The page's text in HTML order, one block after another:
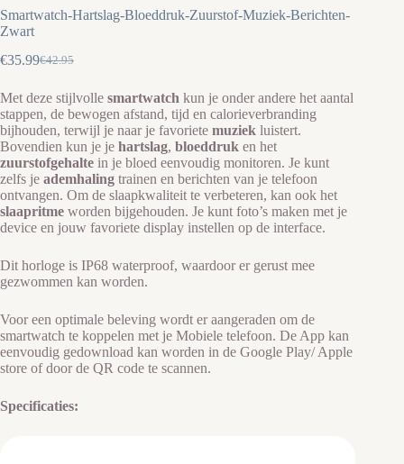
Smartwatch-Hartslag-Bloeddruk-Zuurstof-Muziek-Berichten-
Zwart
€42.95
Oorspronkelijke
was:
€42.95.
€35.99Huidige
is:
€35.99.
Met deze stijlvolle smartwatch kun je onder andere het aantal
stappen, de bewogen afstand, tijd en calorieverbranding
bijhouden, terwijl je naar je favoriete muziek luistert.
Bovendien kun je je hartslag, bloeddruk en het
zuurstofgehalte in je bloed eenvoudig monitoren. Je kunt
zelfs je ademhaling trainen en berichten van je telefoon
ontvangen. Om de slaapkwaliteit te verbeteren, kan ook het
slaapritme worden bijgehouden. Je kunt foto’s maken met je
device en jouw favoriete display instellen op de interface.
Dit horloge is IP68 waterproof, waardoor er gerust mee
gezwommen kan worden.
Voor een optimale beleving wordt er aangeraden om de
smartwatch te koppelen met je Mobiele telefoon. De App kan
eenvoudig gedownload kan worden in de Google Play/ Apple
store of door de QR code te scannen.
Specificaties: